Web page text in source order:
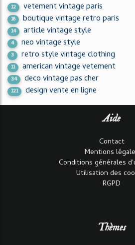
12 vetement vintage paris
18 boutique vintage retro paris
14 article vintage style
4 neo vintage style
3 retro style vintage clothing
11 american vintage vetement
34 deco vintage pas cher
121 design vente en ligne
Aide
Contact
Mentions
Conditions générales
Utilisation des
RGPD
Thèmes